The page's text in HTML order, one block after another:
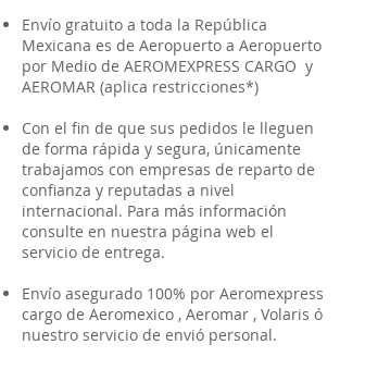
Envío gratuito a toda la República
Mexicana es de Aeropuerto a Aeropuerto
por Medio de AEROMEXPRESS CARGO y
AEROMAR (aplica restricciones*)
Con el fin de que sus pedidos le lleguen
de forma rápida y segura, únicamente
trabajamos con empresas de reparto de
confianza y reputadas a nivel
internacional. Para más información
consulte en nuestra página web el
servicio de entrega.
Envío asegurado 100% por Aeromexpress
cargo de Aeromexico , Aeromar , Volaris ó
nuestro servicio de envió personal.